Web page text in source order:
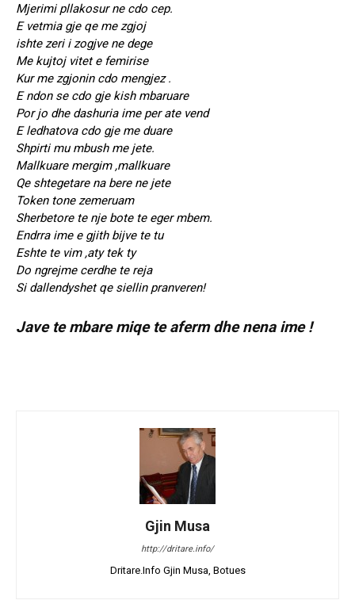
Mjerimi pllakosur ne cdo cep.
E vetmia gje qe me zgjoj
ishte zeri i zogjve ne dege
Me kujtoj vitet e femirise
Kur me zgjonin cdo mengjez .
E ndon se cdo gje kish mbaruare
Por jo dhe dashuria ime per ate vend
E ledhatova cdo gje me duare
Shpirti mu mbush me jete.
Mallkuare mergim ,mallkuare
Qe shtegetare na bere ne jete
Token tone zemeruam
Sherbetore te nje bote te eger mbem.
Endrra ime e gjith bijve te tu
Eshte te vim ,aty tek ty
Do ngrejme cerdhe te reja
Si dallendyshet qe siellin pranveren!
Jave te mbare miqe te aferm dhe nena ime !
Gjin Musa
http://dritare.info/
Dritare.Info Gjin Musa, Botues